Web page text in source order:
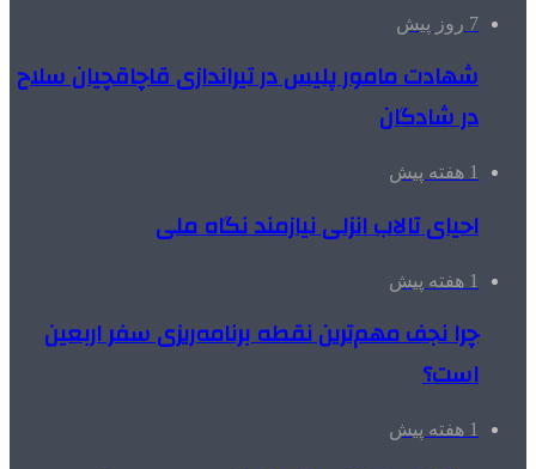
7 روز پیش
شهادت مامور پلیس در تیراندازی قاچاقچیان سلاح
در شادگان
1 هفته پیش
احیای تالاب انزلی نیازمند نگاه ملی
1 هفته پیش
چرا نجف مهم‌ترین نقطه برنامه‌ریزی سفر اربعین
است؟
1 هفته پیش